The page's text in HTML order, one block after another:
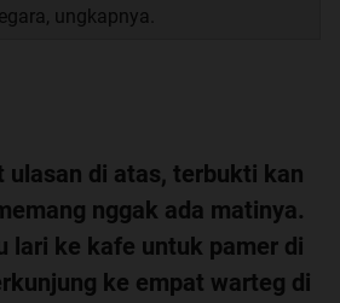
ungkapnya.
ulasan di atas, terbukti kan
nggak ada matinya.
lari ke kafe untuk pamer di
ke empat warteg di